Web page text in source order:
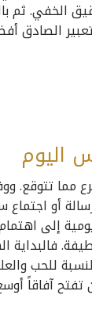
الخفي. ثم
الصادق
اليوم
مما تتوقع.
أو
إلى
فالبداية
للحب
آفاقاً